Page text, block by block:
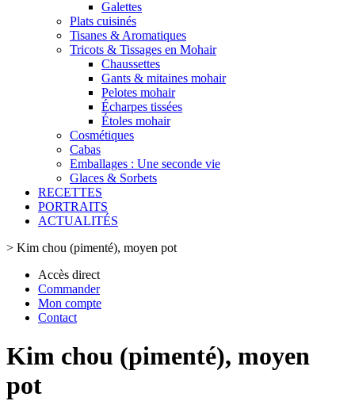
Galettes
Plats cuisinés
Tisanes & Aromatiques
Tricots & Tissages en Mohair
Chaussettes
Gants & mitaines mohair
Pelotes mohair
Écharpes tissées
Étoles mohair
Cosmétiques
Cabas
Emballages : Une seconde vie
Glaces & Sorbets
RECETTES
PORTRAITS
ACTUALITÉS
> Kim chou (pimenté), moyen pot
Accès direct
Commander
Mon compte
Contact
Kim chou (pimenté), moyen
pot